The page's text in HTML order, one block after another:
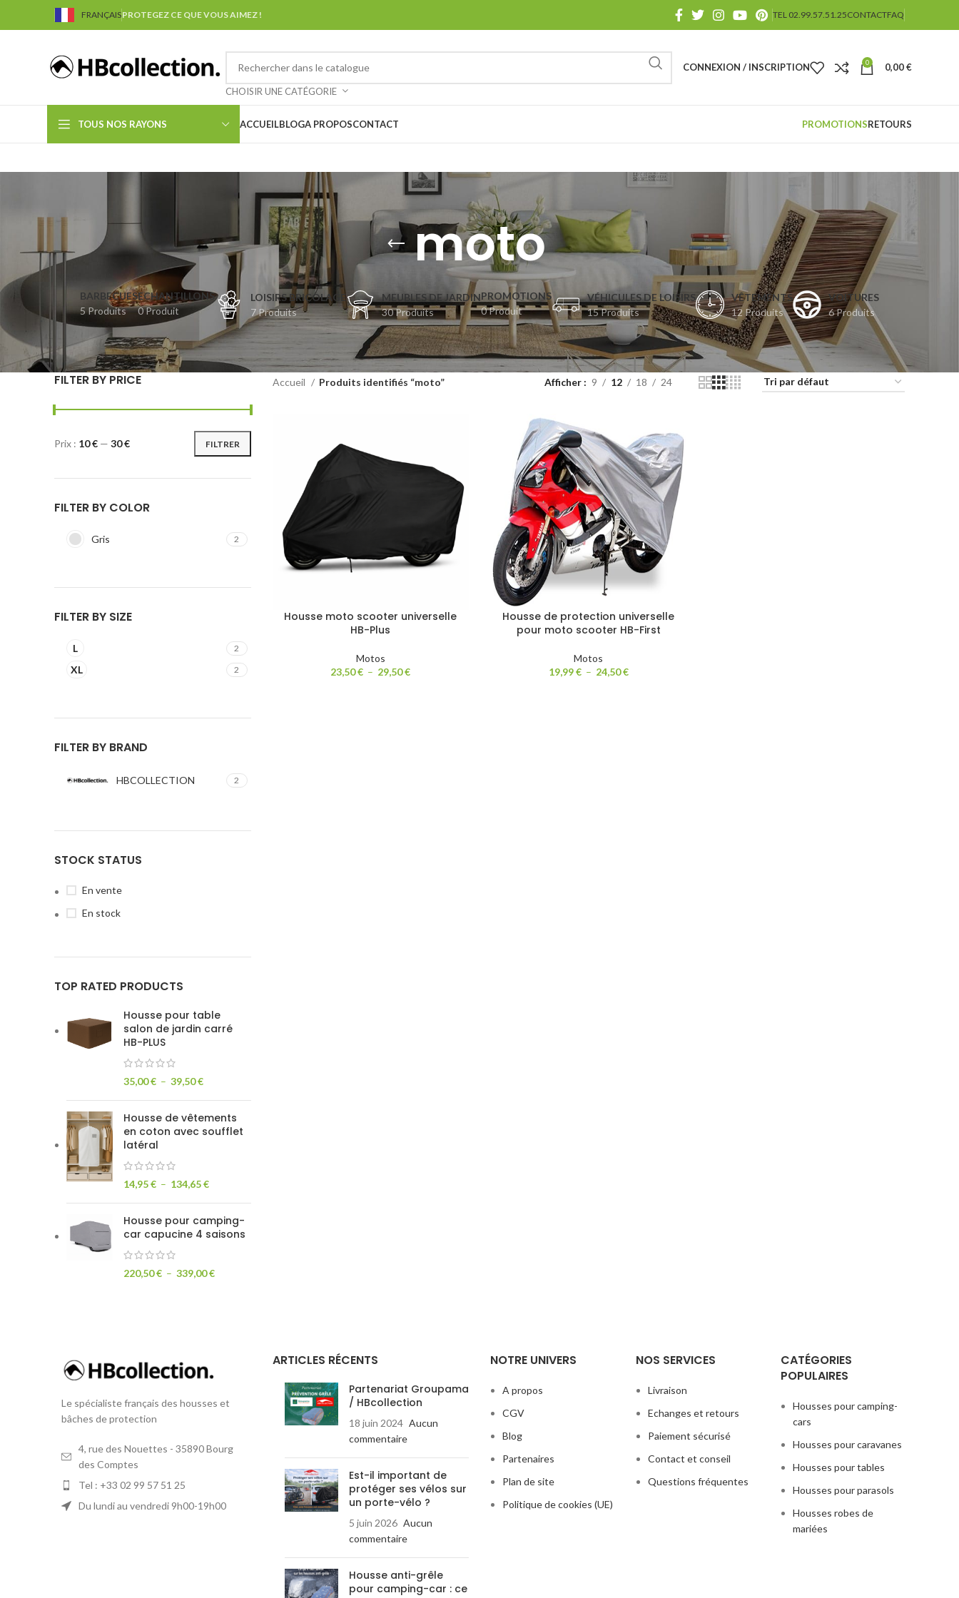
FRANÇAISPROTEGEZ CE QUE VOUS AIMEZ ! TEL 02.99.57.51.25CONTACTFAQ
CHOISIR UNE CATÉGORIE
CONNEXION / INSCRIPTION 0 0,00€
TOUS NOS RAYONS ACCUEILBLOGA PROPOSCONTACT PROMOTIONSRETOURS
moto
BARBECUES
5 Produits
ECHANTILLONS
0 Produit
LOISIRS BRICOLAGE
7 Produits
MEUBLES DE JARDIN
30 Produits
PROMOTIONS
0 Produit
VÉHICULES DE LOISIRS
15 Produits
VÊTEMENTS
12 Produits
VOITURES
6 Produits
FILTER BY PRICE
FILTRER
Prix : 10 € — 30 €
FILTER BY COLOR
Gris 2
FILTER BY SIZE
L 2
XL 2
FILTER BY BRAND
HBCOLLECTION 2
STOCK STATUS
En vente
En stock
TOP RATED PRODUCTS
Housse pour table
salon de jardin carré
HB-PLUS
35,00€ – 39,50€
Housse de vêtements
en coton avec soufflet
latéral
14,95€ – 134,65€
Housse pour camping-
car capucine 4 saisons
220,50€ – 339,00€
Accueil Produits identifiés “moto” Afficher 9 12 18 24
Housse moto scooter universelle
HB-Plus
Motos
23,50€ – 29,50€
Housse de protection universelle
pour moto scooter HB-First
Motos
19,99€ – 24,50€
Le spécialiste français des housses et
bâches de protection
4, rue des Nouettes - 35890 Bourg
des Comptes
Tel : +33 02 99 57 51 25
Du lundi au vendredi 9h00-19h00
ARTICLES RÉCENTS
Partenariat Groupama
/ HBcollection
18 juin 2024 Aucun
commentaire
Est-il important de
protéger ses vélos sur
un porte-vélo ?
5 juin 2026 Aucun
commentaire
Housse anti-grêle
pour camping-car : ce
NOTRE UNIVERS
A propos
CGV
Blog
Partenaires
Plan de site
Politique de cookies (UE)
NOS SERVICES
Livraison
Echanges et retours
Paiement sécurisé
Contact et conseil
Questions fréquentes
CATÉGORIES
POPULAIRES
Housses pour camping-
cars
Housses pour caravanes
Housses pour tables
Housses pour parasols
Housses robes de
mariées